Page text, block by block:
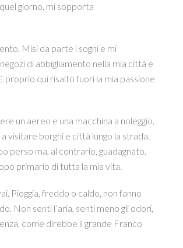
giorno, mi sopporta
Misi da parte i sogni e mi
di abbigliamento nella mia città e
qui risaltò fuori la mia passione
un aereo e una macchina a noleggio,
visitare borghi e città lungo la strada.
perso ma, al contrario, guadagnato.
primario di tutta la mia vita.
Pioggia, freddo o caldo, non fanno
Non senti l’aria, senti meno gli odori,
come direbbe il grande Franco